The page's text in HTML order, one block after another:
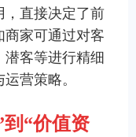
，直接决定了前
商家可通过对客
客等进行精细
营策略。
到 “价值资